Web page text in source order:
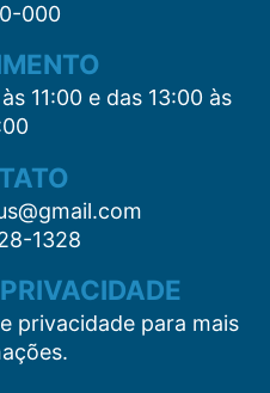
000
11:00 e das 13:00 às
1328
privacidade para mais